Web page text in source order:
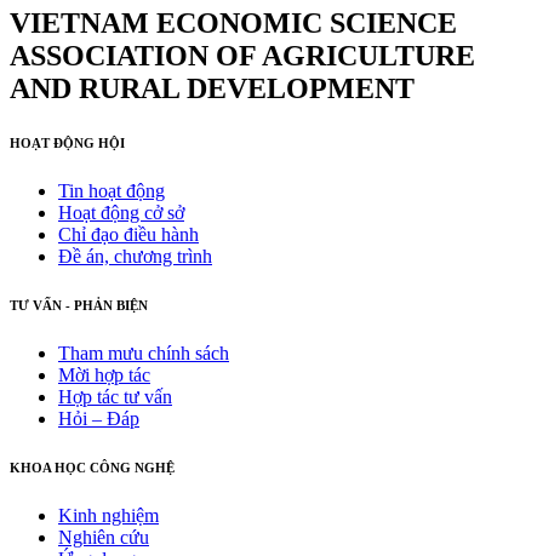
VIETNAM ECONOMIC SCIENCE
ASSOCIATION OF AGRICULTURE
AND RURAL DEVELOPMENT
HOẠT ĐỘNG HỘI
Tin hoạt động
Hoạt động cở sở
Chỉ đạo điều hành
Đề án, chương trình
TƯ VẤN - PHẢN BIỆN
Tham mưu chính sách
Mời hợp tác
Hợp tác tư vấn
Hỏi – Đáp
KHOA HỌC CÔNG NGHỆ
Kinh nghiệm
Nghiên cứu